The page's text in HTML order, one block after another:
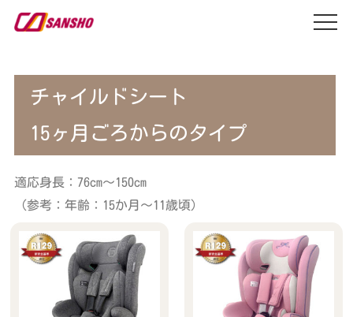
チャイルドシート
15ヶ月ごろからのタイプ
適応身長：76cm～150cm
（参考：年齢：15か月～11歳頃）